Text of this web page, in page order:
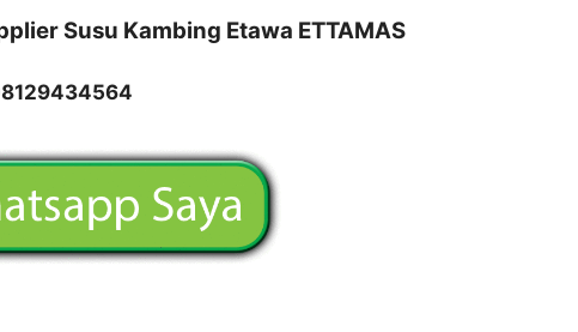
Susu Kambing Etawa ETTAMAS